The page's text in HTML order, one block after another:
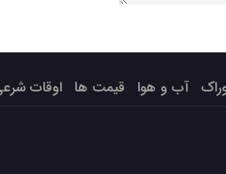
آب و هوا قیمت ها اوقات